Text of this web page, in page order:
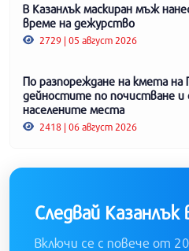
В Казанлък маскиран мъж
време на дежурство
2729 | 05 август 2026
По разпореждане на кмета на
дейностите по почистване и
населените места
2418 | 06 август 2026
Следвай
Включи се с повече от